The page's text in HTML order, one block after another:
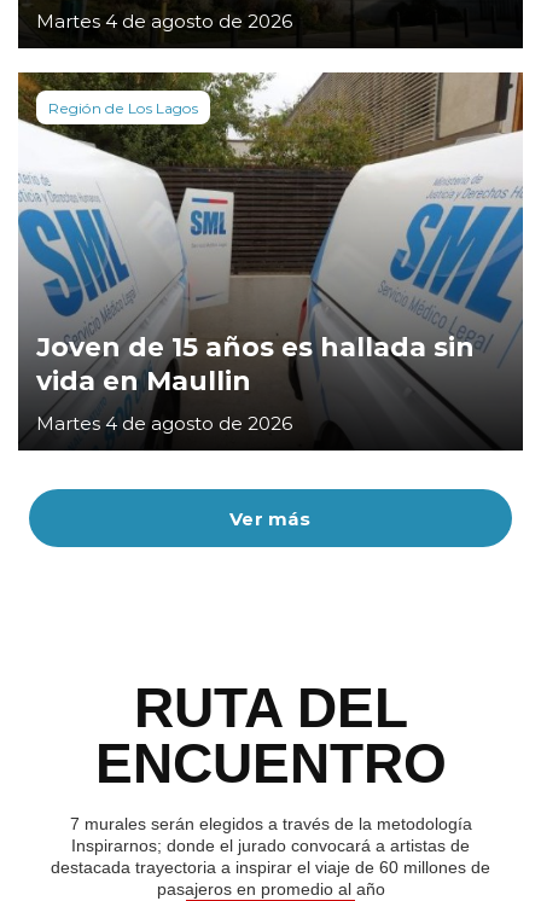
Ver más
Martes 4 de agosto de 2026
Región de Los Lagos
Joven de 15 años es hallada sin
vida en Maullin
Martes 4 de agosto de 2026
RUTA DEL
ENCUENTRO
7 murales serán elegidos a través de la metodología
Inspirarnos; donde el jurado convocará a artistas de
destacada trayectoria a inspirar el viaje de 60 millones de
pasajeros en promedio al año